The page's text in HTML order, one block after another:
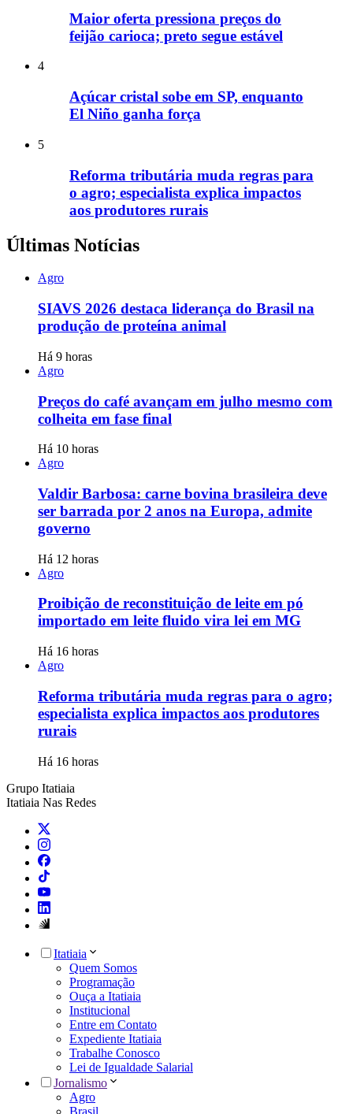
Maior oferta pressiona preços do
feijão carioca; preto segue estável
4
Açúcar cristal sobe em SP, enquanto
El Niño ganha força
5
Reforma tributária muda regras para
o agro; especialista explica impactos
aos produtores rurais
Últimas Notícias
Agro
SIAVS 2026 destaca liderança do Brasil na
produção de proteína animal
Há 9 horas
Agro
Preços do café avançam em julho mesmo com
colheita em fase final
Há 10 horas
Agro
Valdir Barbosa: carne bovina brasileira deve
ser barrada por 2 anos na Europa, admite
governo
Há 12 horas
Agro
Proibição de reconstituição de leite em pó
importado em leite fluido vira lei em MG
Há 16 horas
Agro
Reforma tributária muda regras para o agro;
especialista explica impactos aos produtores
rurais
Há 16 horas
Grupo Itatiaia
Itatiaia Nas Redes
Itatiaia
Quem Somos
Programação
Ouça a Itatiaia
Institucional
Entre em Contato
Expediente Itatiaia
Trabalhe Conosco
Lei de Igualdade Salarial
Jornalismo
Agro
Brasil